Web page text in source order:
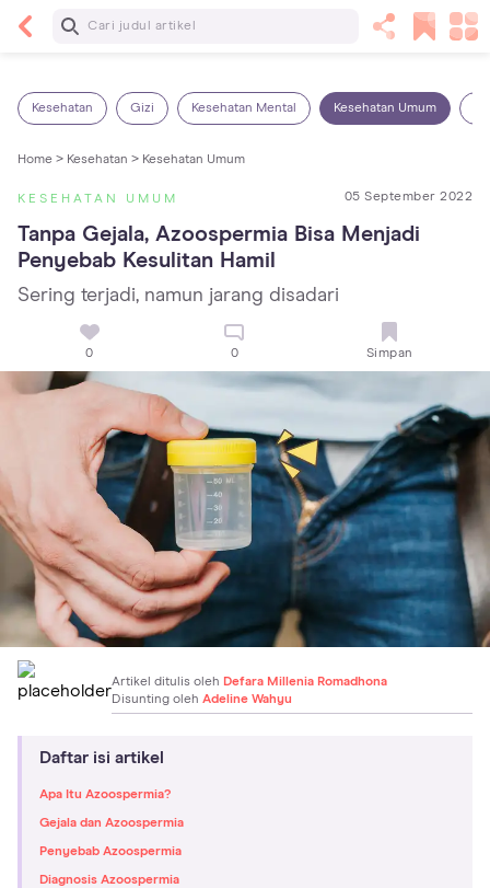
Baca Selanjutnya
Kesehatan Gizi Kesehatan Mental Kesehatan Umum
Home > Kesehatan > Kesehatan Umum
KESEHATAN UMUM 05 September 2022
Tanpa Gejala, Azoospermia Bisa Menjadi
Penyebab Kesulitan Hamil
Sering terjadi, namun jarang disadari
0 0 Simpan
Artikel ditulis oleh Defara Millenia Romadhona
Disunting oleh Adeline Wahyu
Daftar isi artikel
Apa Itu Azoospermia?
Gejala dan Azoospermia
Penyebab Azoospermia
Diagnosis Azoospermia